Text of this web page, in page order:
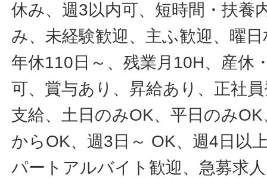
休み、週3以内可、短時間・扶養
み、未経験歓迎、主ふ歓迎、曜
年休110日～、残業月10H、産休
可、賞与あり、昇給あり、正社
支給、土日のみOK、平日のみ
からOK、週3日～ OK、週4日以
パートアルバイト歓迎、急募求